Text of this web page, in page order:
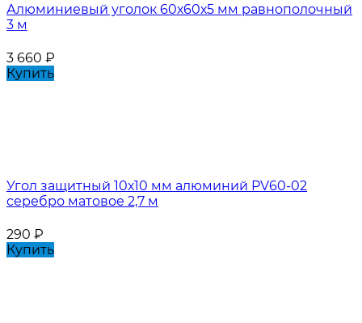
Алюминиевый уголок 60х60х5 мм равнополочный
3 м
3 660 ₽
Купить
Угол защитный 10х10 мм алюминий PV60-02
серебро матовое 2,7 м
290 ₽
Купить